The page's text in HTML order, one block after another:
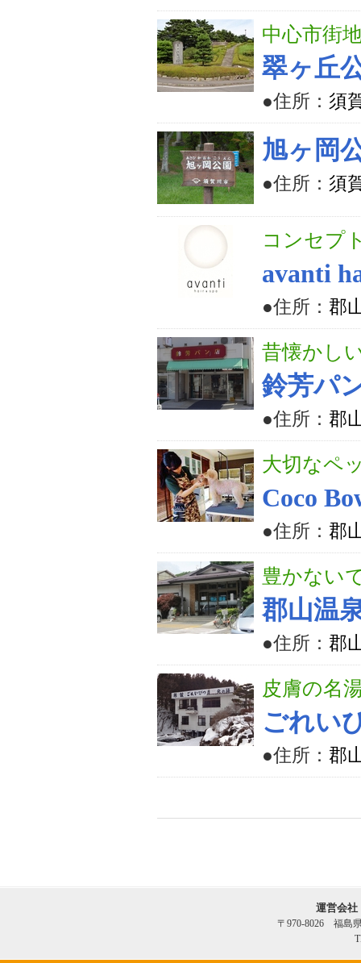
中心市街
翠ヶ丘
●住所： 須
旭ヶ岡
●住所： 須
コンセプ
avanti
●住所： 郡
昔懐かし
鈴芳パ
●住所： 郡
大切なペ
Coco
●住所： 郡
豊かない
郡山温
●住所： 郡
皮膚の名
ごれい
●住所： 郡
運営会
〒970-8026 福島